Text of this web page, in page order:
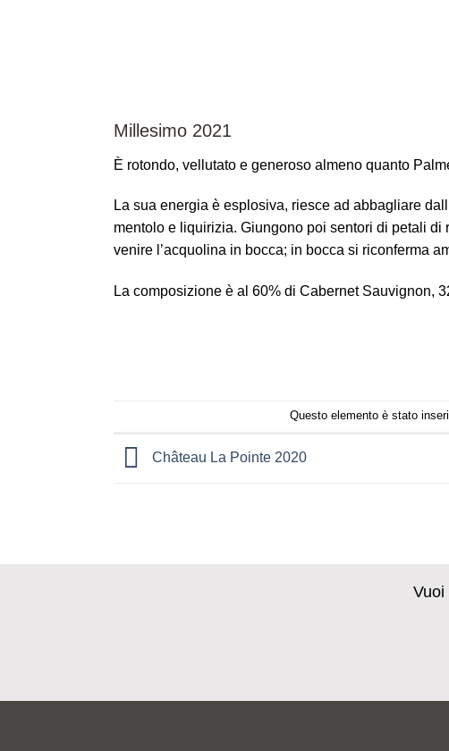
Millesimo 2021
È rotondo, vellutato e generoso almeno quanto
La sua energia è esplosiva, riesce ad abbagliare
mentolo e liquirizia. Giungono poi sentori di petali
venire l’acquolina in bocca; in bocca si riconferma
La composizione è al 60% di Cabernet Sauvignon,
Questo elemento è stato
Château La Pointe 2020